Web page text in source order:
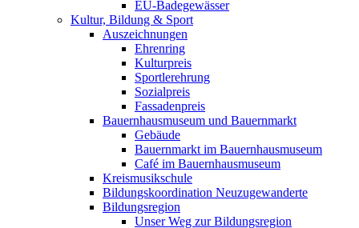
EU-Badegewässer
Kultur, Bildung & Sport
Auszeichnungen
Ehrenring
Kulturpreis
Sportlerehrung
Sozialpreis
Fassadenpreis
Bauernhausmuseum und Bauernmarkt
Gebäude
Bauernmarkt im Bauernhausmuseum
Café im Bauernhausmuseum
Kreismusikschule
Bildungskoordination Neuzugewanderte
Bildungsregion
Unser Weg zur Bildungsregion